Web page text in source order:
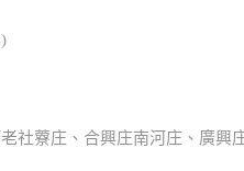
社藔庄、合興庄南河庄、廣興